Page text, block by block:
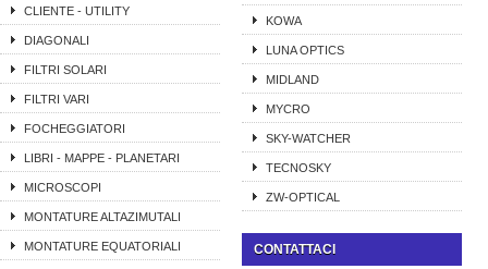
CLIENTE - UTILITY
DIAGONALI
FILTRI SOLARI
FILTRI VARI
FOCHEGGIATORI
LIBRI - MAPPE - PLANETARI
MICROSCOPI
MONTATURE ALTAZIMUTALI
MONTATURE EQUATORIALI
KOWA
LUNA OPTICS
MIDLAND
MYCRO
SKY-WATCHER
TECNOSKY
ZW-OPTICAL
CONTATTACI